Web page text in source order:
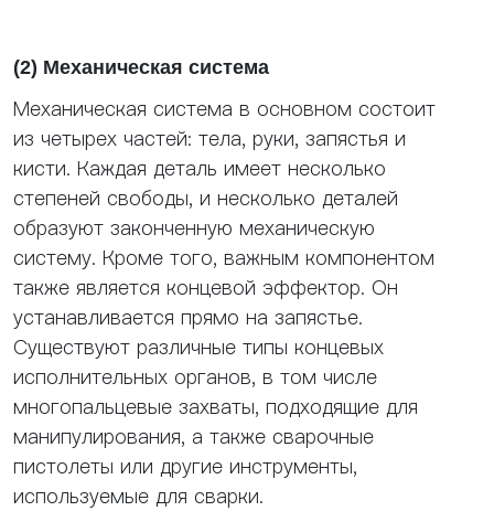
(2) Механическая система
Механическая система в основном состоит
из четырех частей: тела, руки, запястья и
кисти. Каждая деталь имеет несколько
степеней свободы, и несколько деталей
образуют законченную механическую
систему. Кроме того, важным компонентом
также является концевой эффектор. Он
устанавливается прямо на запястье.
Существуют различные типы концевых
исполнительных органов, в том числе
многопальцевые захваты, подходящие для
манипулирования, а также сварочные
пистолеты или другие инструменты,
используемые для сварки.